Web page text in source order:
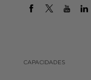
CAPACIDADES